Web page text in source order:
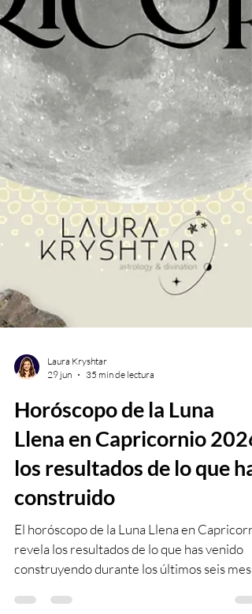
Laura Kryshtar
Horóscopo de la Luna
Llena en Capricornio
los resultados de lo que
construido
El horóscopo de la Luna Llena en
revela los resultados de lo que has venido
Descubre cómo esta poderosa lunación